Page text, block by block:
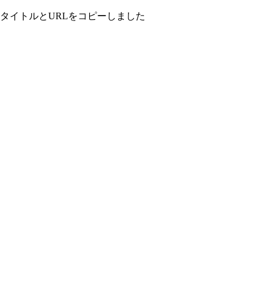
タイトルとURLをコピーしました